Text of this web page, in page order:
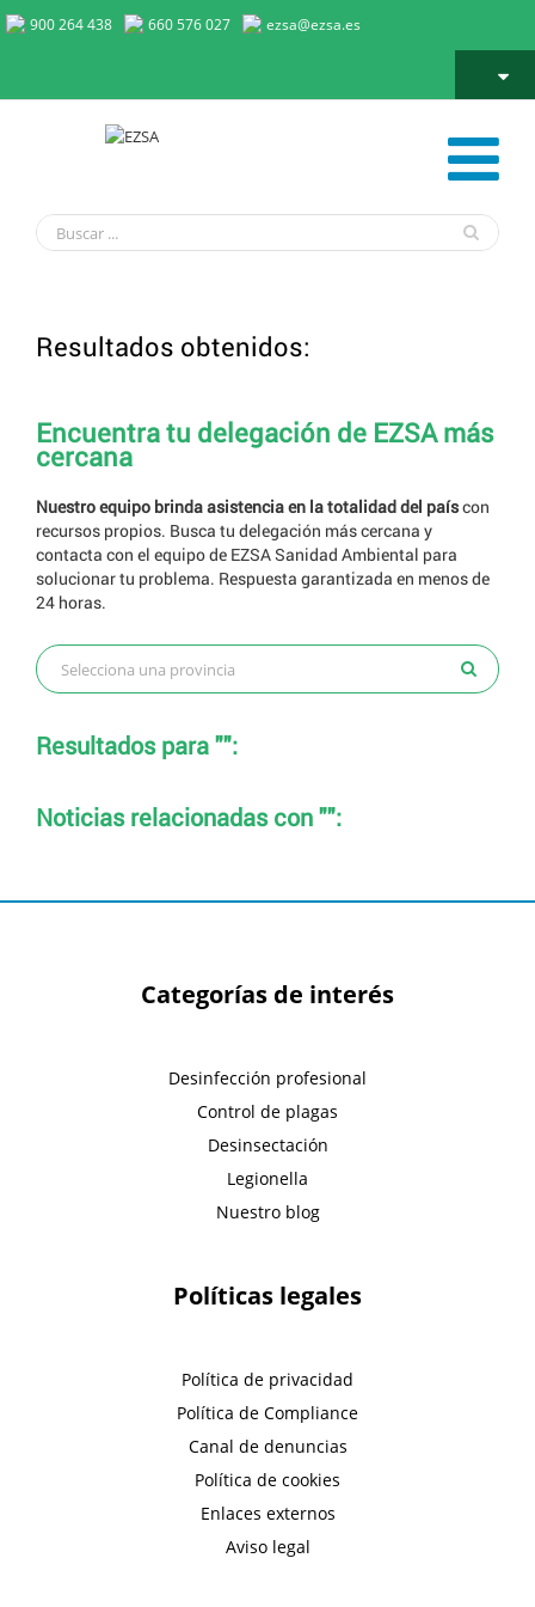
900 264 438 660 576 027 ezsa@ezsa.es
Resultados obtenidos:
Encuentra tu delegación de EZSA más
cercana
Nuestro equipo brinda asistencia en la totalidad del paíscon
recursos propios. Busca tu delegación más cercana y
contacta con el equipo de EZSA Sanidad Ambiental para
solucionar tu problema. Respuesta garantizada en menos de
24 horas.
Resultados para "":
Noticias relacionadas con "":
Categorías de interés
Desinfección profesional
Control de plagas
Desinsectación
Legionella
Nuestro blog
Políticas legales
Política de privacidad
Política de Compliance
Canal de denuncias
Política de cookies
Enlaces externos
Aviso legal